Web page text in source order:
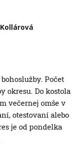
Počet
okresu. Do kostola
večernej omše v
otestovaní alebo
je od pondelka